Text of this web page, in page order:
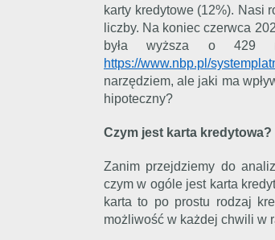
karty kredytowe (12%). Nasi
liczby. Na koniec czerwca
była wyższa o 429
https://www.nbp.pl/
narzędziem, ale jaki ma
hipoteczny?
Czym jest karta kredytowa?
Zanim przejdziemy do
czym w ogóle jest karta
karta to po prostu rodzaj
możliwość w każdej chwili w